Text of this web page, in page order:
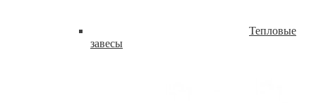
Тепловые
завесы